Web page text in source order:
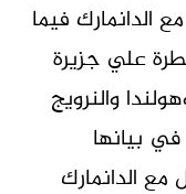
مع الدانمارك فيما
علي جزيرة
والنرويج
بيانها
الدانمارك